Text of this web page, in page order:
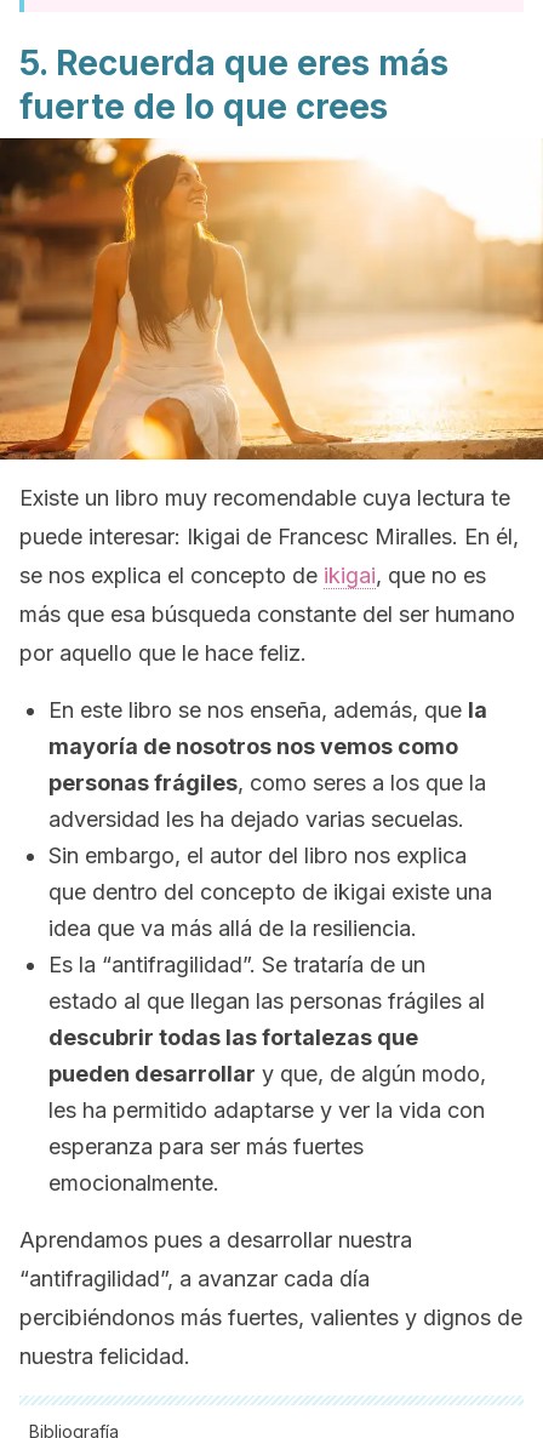
5. Recuerda que eres más
fuerte de lo que crees
Existe un libro muy recomendable cuya lectura te
puede interesar: Ikigai de Francesc Miralles. En él,
se nos explica el concepto de ikigai, que no es
más que esa búsqueda constante del ser humano
por aquello que le hace feliz.
En este libro se nos enseña, además, que la
mayoría de nosotros nos vemos como
personas frágiles, como seres a los que la
adversidad les ha dejado varias secuelas.
Sin embargo, el autor del libro nos explica
que dentro del concepto de ikigai existe una
idea que va más allá de la resiliencia.
Es la “antifragilidad”. Se trataría de un
estado al que llegan las personas frágiles al
descubrir todas las fortalezas que
pueden desarrollar y que, de algún modo,
les ha permitido adaptarse y ver la vida con
esperanza para ser más fuertes
emocionalmente.
Aprendamos pues a desarrollar nuestra
“antifragilidad”, a avanzar cada día
percibiéndonos más fuertes, valientes y dignos de
nuestra felicidad.
Bibliografía